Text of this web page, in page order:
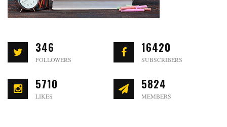
346
FOLLOWERS
16420
SUBSCRIBERS
5710
LIKES
5824
MEMBERS